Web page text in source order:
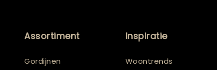
Assortiment
Gordijnen
Inspiratie
Woontrends